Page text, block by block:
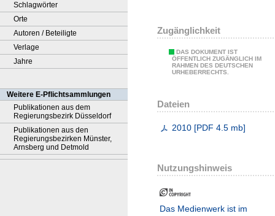
Schlagwörter
Orte
Autoren / Beteiligte
Verlage
Jahre
Weitere E-Pflichtsammlungen
Publikationen aus dem
Regierungsbezirk Düsseldorf
Publikationen aus den
Regierungsbezirken Münster,
Arnsberg und Detmold
Zugänglichkeit
DAS DOKUMENT IST
ÖFFENTLICH ZUGÄNGLICH IM
RAHMEN DES DEUTSCHEN
URHEBERRECHTS.
Dateien
2010 [PDF 4.5 mb]
Nutzungshinweis
Das Medienwerk ist im